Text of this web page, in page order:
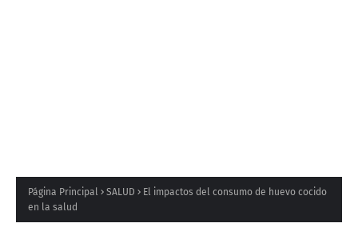
Página Principal SALUD
El impactos del consumo de huevo cocido
en la salud